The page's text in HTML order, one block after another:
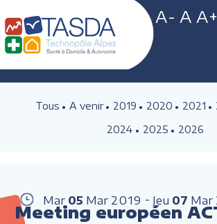
A- A A+
Tous A venir 2019 2020 2021
2024
2025 2026
Mar 05 Mar 2019 Jeu 07 Mar
Meeting européen